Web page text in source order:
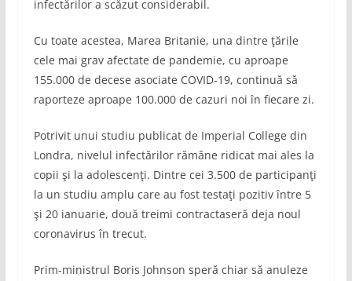
infectărilor a scăzut considerabil.
Cu toate acestea, Marea Britanie, una dintre ţările
cele mai grav afectate de pandemie, cu aproape
155.000 de decese asociate COVID-19, continuă să
raporteze aproape 100.000 de cazuri noi în fiecare zi.
Potrivit unui studiu publicat de Imperial College din
Londra, nivelul infectărilor rămâne ridicat mai ales la
copii şi la adolescenţi. Dintre cei 3.500 de participanţi
la un studiu amplu care au fost testaţi pozitiv între 5
şi 20 ianuarie, două treimi contractaseră deja noul
coronavirus în trecut.
Prim-ministrul Boris Johnson speră chiar să anuleze